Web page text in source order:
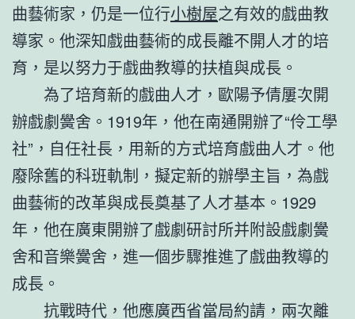
曲藝術家，仍是一位行小樹屋之有效的戲曲教
導家。他深知戲曲藝術的成長離不開人才的培
育，是以努力于戲曲教導的扶植與成長。
為了培育新的戲曲人才，歐陽予倩屢次開
辦戲劇黌舍。1919年，他在南通開辦了“伶工學
社”，自任社長，用新的方式培育戲曲人才。他
廢除舊的科班軌制，擬定新的辦學主旨，為戲
曲藝術的改革與成長奠基了人才基本。1929
年，他在廣東開辦了戲劇研討所并附設戲劇黌
舍和音樂黌舍，進一個步驟推進了戲曲教導的
成長。
抗戰時代，他應廣西省當局約請，兩次離